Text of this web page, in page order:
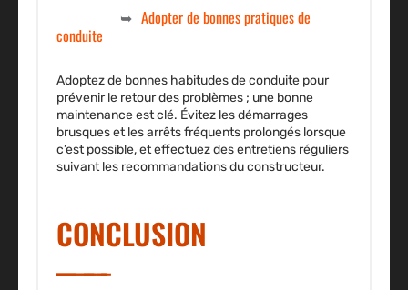
Adopter de bonnes pratiques de
conduite
Adoptez de bonnes habitudes de conduite pour
prévenir le retour des problèmes ; une bonne
maintenance est clé. Évitez les démarrages
brusques et les arrêts fréquents prolongés lorsque
c’est possible, et effectuez des entretiens réguliers
suivant les recommandations du constructeur.
CONCLUSION